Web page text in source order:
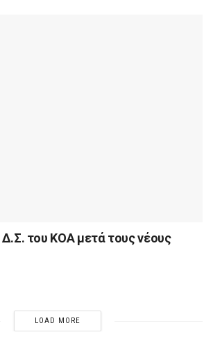
Δ.Σ. του ΚΟΑ μετά τους νέους
LOAD MORE